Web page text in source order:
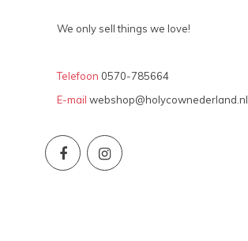
We only sell things we love!
Telefoon 0570-785664
E-mail webshop@holycownederland.nl